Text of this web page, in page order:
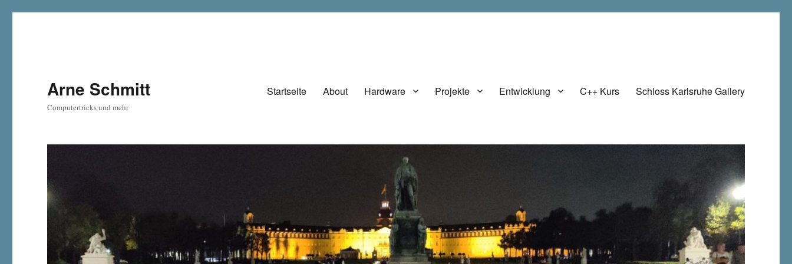
Arne Schmitt
Computertricks und mehr
Startseite About Hardware Projekte Entwicklung C++ Kurs Schloss Karlsruhe Gallery